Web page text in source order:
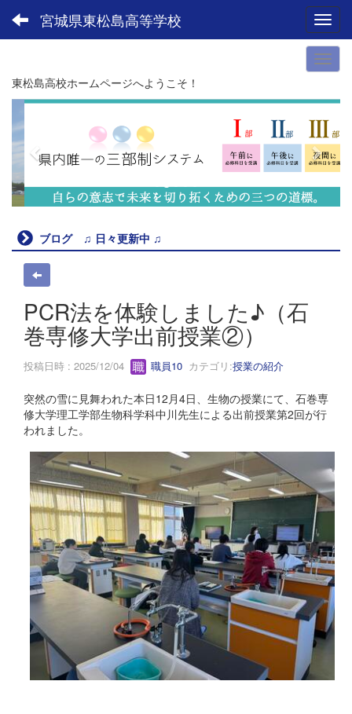
宮城県東松島高等学校
東松島高校ホームページへようこそ！
p
e
u
s
n
e
x
t
ブログ ♫ 日々更新中 ♫
PCR法を体験しました♪（石
巻専修大学出前授業②）
投稿日時 : 2025/12/04 職員10 カテゴリ:授業の紹介
突然の雪に見舞われた本日12月4日、生物の授業にて、石巻専
修大学理工学部生物科学科中川先生による出前授業第2回が行
われました。